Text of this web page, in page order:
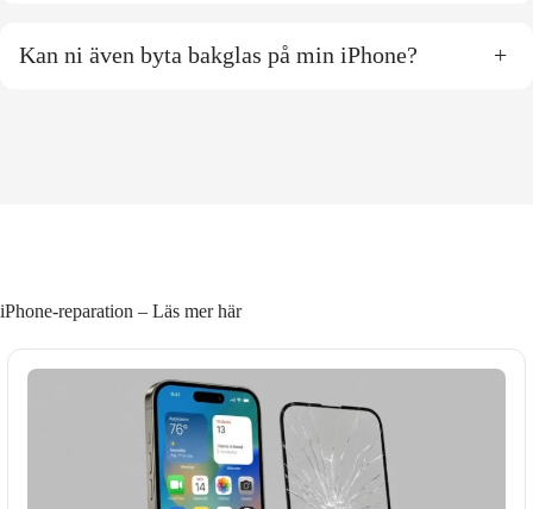
Kan ni även byta bakglas på min iPhone? +
iPhone-reparation – Läs mer här